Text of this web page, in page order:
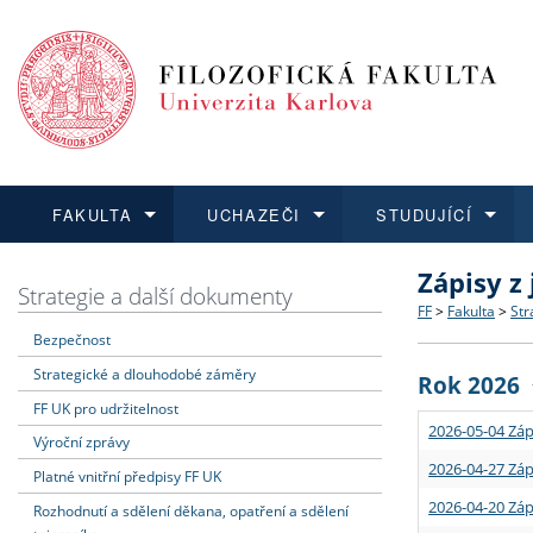
FAKULTA
Dozvědět se více
Struktura
Strategie
Podpora
UCHAZEČI
Podat přihlášku
Co
Učitelské
STUDUJÍCÍ
Dozvědět se více
Rigorózní
Dozvědět se více
O vědě a
Granty a
Dozvědět se více
Aktuální
Strategie a další dokumenty
Bezpečnost
Strategické a dlouhodobé záměry
FF UK pro udržitelnost
Výroční zprávy
Platné vnitřní předpisy FF UK
Rozhodnutí a sdělení děkana, opatření a sdělení
Zápisy
FF > Fakulta >
Rok 2026
2026-05-04
2026-04-27
2026-04-20